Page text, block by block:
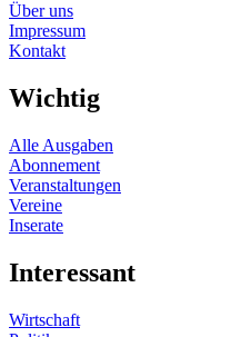
Über uns
Impressum
Kontakt
Wichtig
Alle Ausgaben
Abonnement
Veranstaltungen
Vereine
Inserate
Interessant
Wirtschaft